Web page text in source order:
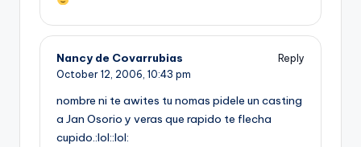
Nancy de Covarrubias
Reply
October 12, 2006, 10:43 pm
nombre ni te awites tu nomas pidele un casting
a Jan Osorio y veras que rapido te flecha
cupido.:lol::lol: